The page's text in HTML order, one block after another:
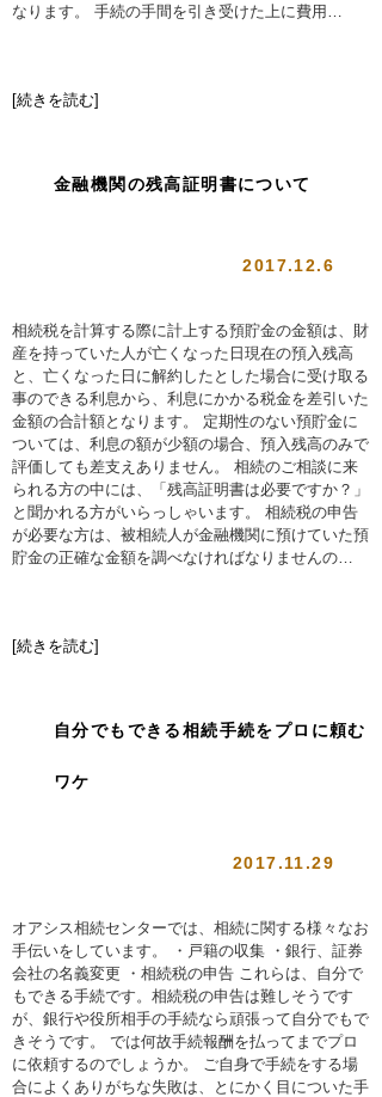
なります。 手続の手間を引き受けた上に費用…
[続きを読む]
金融機関の残高証明書について
2017.12.6
相続税を計算する際に計上する預貯金の金額は、財
産を持っていた人が亡くなった日現在の預入残高
と、亡くなった日に解約したとした場合に受け取る
事のできる利息から、利息にかかる税金を差引いた
金額の合計額となります。 定期性のない預貯金に
ついては、利息の額が少額の場合、預入残高のみで
評価しても差支えありません。 相続のご相談に来
られる方の中には、「残高証明書は必要ですか？」
と聞かれる方がいらっしゃいます。 相続税の申告
が必要な方は、被相続人が金融機関に預けていた預
貯金の正確な金額を調べなければなりませんの…
[続きを読む]
自分でもできる相続手続をプロに頼む
ワケ
2017.11.29
オアシス相続センターでは、相続に関する様々なお
手伝いをしています。 ・戸籍の収集 ・銀行、証券
会社の名義変更 ・相続税の申告 これらは、自分で
もできる手続です。相続税の申告は難しそうです
が、銀行や役所相手の手続なら頑張って自分でもで
きそうです。 では何故手続報酬を払ってまでプロ
に依頼するのでしょうか。 ご自身で手続をする場
合によくありがちな失敗は、とにかく目についた手